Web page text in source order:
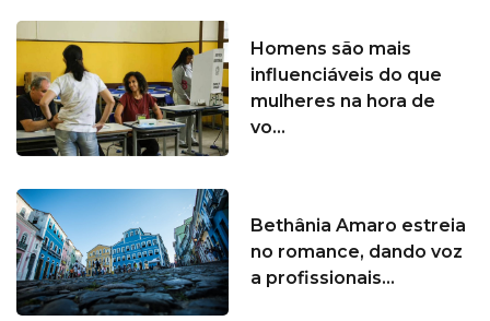
Homens são mais
influenciáveis do que
mulheres na hora de
vo...
Bethânia Amaro estreia
no romance, dando voz
a profissionais...